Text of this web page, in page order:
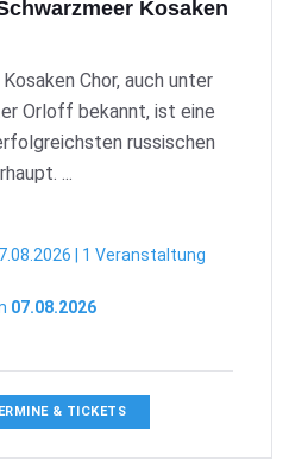
Kosaken
Chor, auch unter
Orloff bekannt, ist eine
russischen
...
| 1 Veranstaltung
07.08.2026
& TICKETS